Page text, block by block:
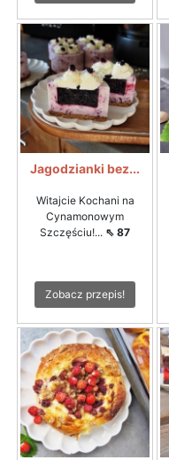
Jagodzianki bez...
Witajcie Kochani na
Cynamonowym
Szczęściu!... ⇖ 87
Zobacz przepis!